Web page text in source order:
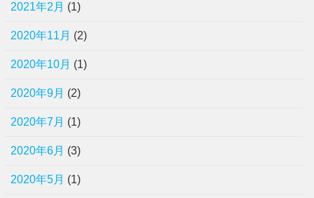
2021年2月 (1)
2020年11月 (2)
2020年10月 (1)
2020年9月 (2)
2020年7月 (1)
2020年6月 (3)
2020年5月 (1)